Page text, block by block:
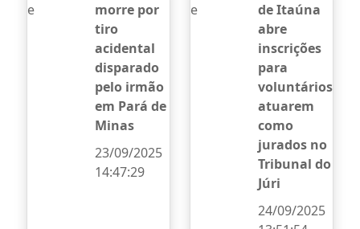
morre por
tiro
acidental
disparado
pelo irmão
em Pará de
Minas
23/09/2025
14:47:29
de Itaúna
abre
inscrições
para
voluntários
atuarem
como
jurados no
Tribunal do
Júri
24/09/2025